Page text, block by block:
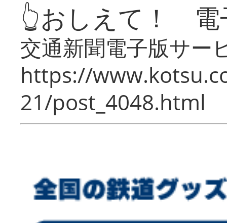
👆おしえて！ 電
交通新聞電子版サー
https://
21/post_4048.html